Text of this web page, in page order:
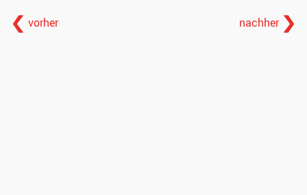
vorher nachher